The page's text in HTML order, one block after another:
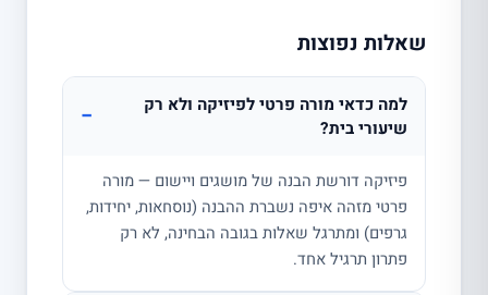
שאלות נפוצות
למה כדאי מורה פרטי לפיזיקה ולא רק
שיעורי בית?
−
פיזיקה דורשת הבנה של מושגים ויישום — מורה
פרטי מזהה איפה נשברת ההבנה (נוסחאות, יחידות,
גרפים) ומתרגל שאלות בגובה הבחינה, לא רק
פתרון תרגיל אחד.